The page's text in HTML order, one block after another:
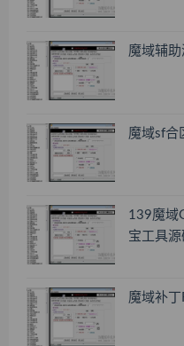
魔域辅
魔域sf合
139魔域
宝工具源
魔域补